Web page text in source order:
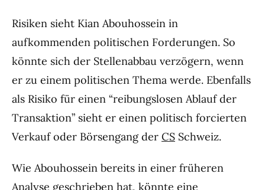
Risiken sieht Kian Abouhossein in
aufkommenden politischen Forderungen. So
könnte sich der Stellenabbau verzögern, wenn
er zu einem politischen Thema werde. Ebenfalls
als Risiko für einen “reibungslosen Ablauf der
Transaktion” sieht er einen politisch forcierten
Verkauf oder Börsengang der CS Schweiz.
Wie Abouhossein bereits in einer früheren
Analyse geschrieben hat, könnte eine